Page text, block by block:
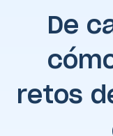
De
retos